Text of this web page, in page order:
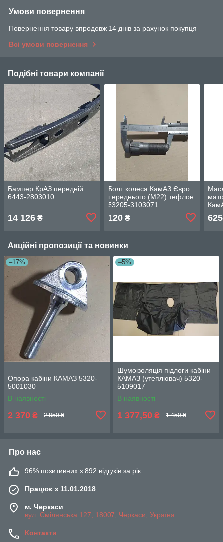
Умови повернення
Повернення товару впродовж 14 днів за рахунок покупця
Всі умови повернення
Подібні товари компанії
Бампер КрАЗ передній
6443-2803010
14 126 ₴
Болт колеса КамАЗ Євро
переднього (М22) тефлон
53205-3103071
120₴ 625
Акційні пропозиції та новинки
–17%
Опора кабіни КАМАЗ 5320-
5001030
В наявності
2 370 ₴ 2 850 ₴
–5%
Шумоізоляція підлоги кабіни
КАМАЗ (утеплювач) 5320-
5109017
В наявності
1 377,50 ₴ 1 450 ₴
Про нас
96% позитивних з 892 відгуків за рік
Працює з 11.01.2018
м. Черкаси
вул. Смілянська 127, 18007, Черкаси, Україна
Контакти